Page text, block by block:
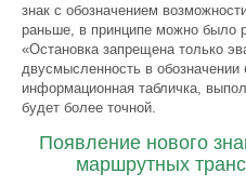
знак с обозначением
раньше, в принципе можно было
«Остановка запрещена только
двусмысленность в обозначении
информационная табличка,
будет более точной.
Появление нового
маршрутных